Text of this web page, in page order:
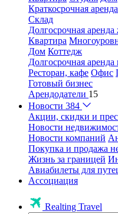
Краткосрочная
Склад
Долгосрочная
Квартира
Дом Коттедж
Долгосрочная
Ресторан, кафе Офис
Готовый бизнес
Арендодатели 15
Новости 384
Акции, скидки и
Новости
Новости компаний
Покупка и продажа
Жизнь за границей
Авиабилеты для
Ассоциация
Realting Travel